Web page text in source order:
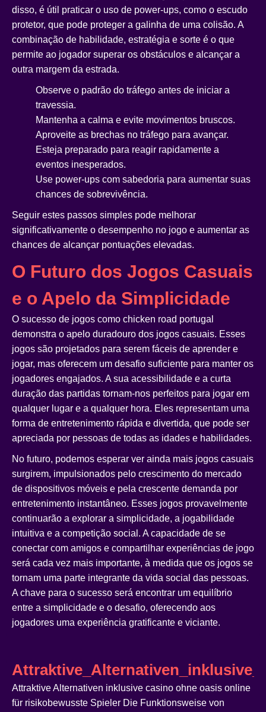
disso, é útil praticar o uso de power-ups, como o escudo
protetor, que pode proteger a galinha de uma colisão. A
combinação de habilidade, estratégia e sorte é o que
permite ao jogador superar os obstáculos e alcançar a
outra margem da estrada.
Observe o padrão do tráfego antes de iniciar a
travessia.
Mantenha a calma e evite movimentos bruscos.
Aproveite as brechas no tráfego para avançar.
Esteja preparado para reagir rapidamente a
eventos inesperados.
Use power-ups com sabedoria para aumentar suas
chances de sobrevivência.
Seguir estes passos simples pode melhorar
significativamente o desempenho no jogo e aumentar as
chances de alcançar pontuações elevadas.
O Futuro dos Jogos Casuais
e o Apelo da Simplicidade
O sucesso de jogos como chicken road portugal
demonstra o apelo duradouro dos jogos casuais. Esses
jogos são projetados para serem fáceis de aprender e
jogar, mas oferecem um desafio suficiente para manter os
jogadores engajados. A sua acessibilidade e a curta
duração das partidas tornam-nos perfeitos para jogar em
qualquer lugar e a qualquer hora. Eles representam uma
forma de entretenimento rápida e divertida, que pode ser
apreciada por pessoas de todas as idades e habilidades.
No futuro, podemos esperar ver ainda mais jogos casuais
surgirem, impulsionados pelo crescimento do mercado
de dispositivos móveis e pela crescente demanda por
entretenimento instantâneo. Esses jogos provavelmente
continuarão a explorar a simplicidade, a jogabilidade
intuitiva e a competição social. A capacidade de se
conectar com amigos e compartilhar experiências de jogo
será cada vez mais importante, à medida que os jogos se
tornam uma parte integrante da vida social das pessoas.
A chave para o sucesso será encontrar um equilíbrio
entre a simplicidade e o desafio, oferecendo aos
jogadores uma experiência gratificante e viciante.
Attraktive Alternativen inklusive casino ohne oasis online
für risikobewusste Spieler Die Funktionsweise von